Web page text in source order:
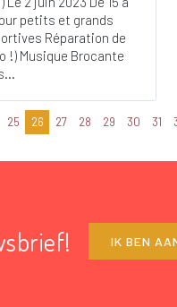
petits et grands
Réparation de
!) Musique Brocante
25 26 27 28 29 30 31
IK BEN